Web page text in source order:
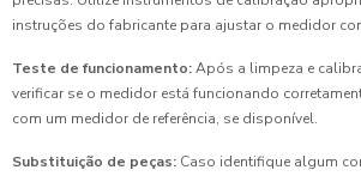
instruções do fabricante para ajustar o medidor
Teste de funcionamento:Após a limpeza e
verificar se o medidor está funcionando
com um medidor de referência, se disponível.
Substituição de peças: Caso identifique algum